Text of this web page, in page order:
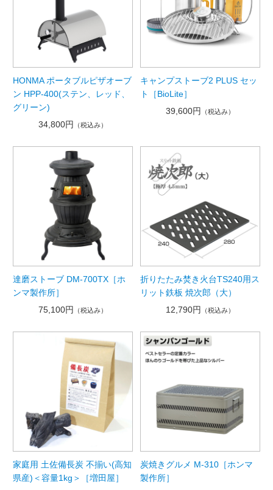
HONMA ポータブルピザオーブ
ン HPP-400(ステン、レッド、
グリーン)
34,800円
（税込み）
キャンプストーブ2 PLUS セッ
ト［BioLite］
39,600円
（税込み）
達磨ストーブ DM-700TX［ホ
ンマ製作所］
75,100円
（税込み）
折りたたみ焚き火台TS240用ス
リット鉄板 焼次郎（大）
12,790円
（税込み）
家庭用 土佐備長炭 不揃い(高知
県産)＜容量1kg＞［増田屋］
炭焼きグルメ M-310［ホンマ
製作所］